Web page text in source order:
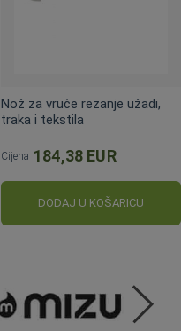
Nož za vruće rezanje užadi,
traka i tekstila
Cijena 184,38 EUR
DODAJ U KOŠARICU